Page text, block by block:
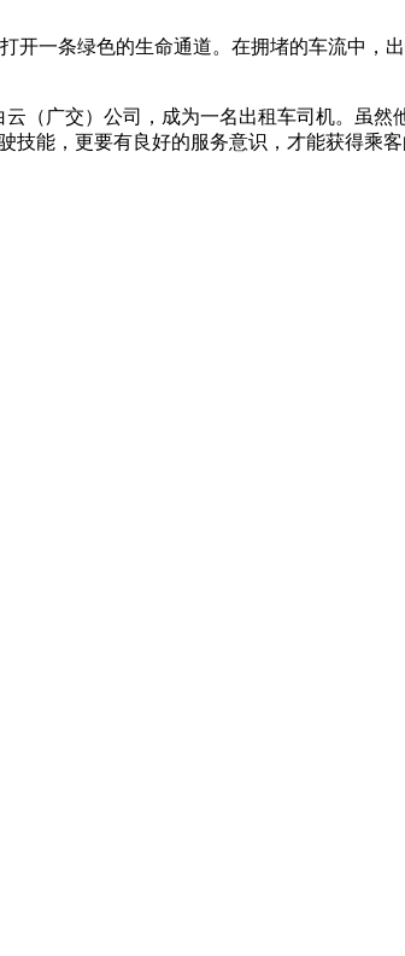
一条绿色的生命通道。在拥堵的车流中，
（广交）公司，成为一名出租车司机。虽然
能，更要有良好的服务意识，才能获得乘客